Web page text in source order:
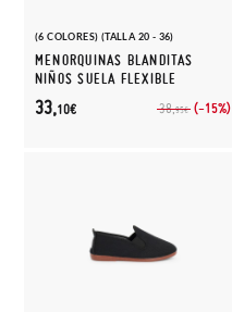
(6 COLORES) (TALLA 20 - 36)
MENORQUINAS BLANDITAS
NIÑOS SUELA FLEXIBLE
38,95€ (-15%)
33,10€